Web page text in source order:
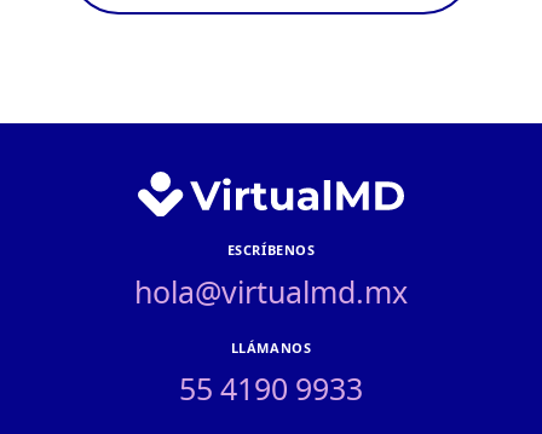
ESCRÍBENOS
hola@virtualmd.mx
LLÁMANOS
55 4190 9933